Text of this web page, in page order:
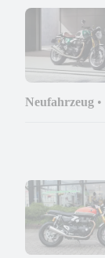
Neufahrzeug •